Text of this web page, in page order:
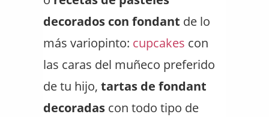
decorados con fondant de lo
más variopinto: cupcakes con
las caras del muñeco preferido
de tu hijo, tartas de fondant
decoradas con todo tipo de